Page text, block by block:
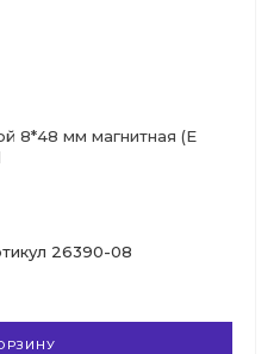
8*48 мм магнитная (Е
26390-08